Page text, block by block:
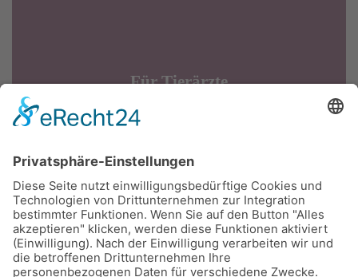
Für Tierärzte
Tierärztliches Zentrum Birkenfeld
Am Schönenwald
55765 Birkenfeld